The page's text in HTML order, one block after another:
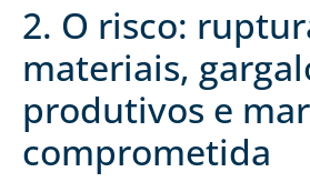
2. O risco:
materiais,
produtivos e
comprometida